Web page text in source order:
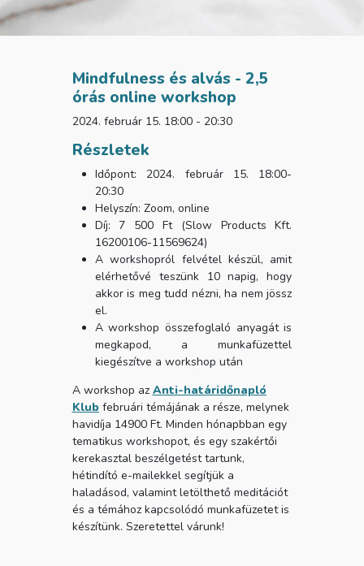
Mindfulness és alvás - 2,5
órás online workshop
2024. február 15. 18:00 - 20:30
Részletek
Időpont: 2024. február 15. 18:00-
20:30
Helyszín: Zoom, online
Díj: 7 500 Ft (Slow Products Kft.
16200106-11569624)
A workshopról felvétel készül, amit
elérhetővé teszünk 10 napig, hogy
akkor is meg tudd nézni, ha nem jössz
el.
A workshop összefoglaló anyagát is
megkapod, a munkafüzettel
kiegészítve a workshop után
A workshop az Anti-határidőnapló
Klub februári témájának a része, melynek
havidíja 14900 Ft. Minden hónapbban egy
tematikus workshopot, és egy szakértői
kerekasztal beszélgetést tartunk,
hétindító e-mailekkel segítjük a
haladásod, valamint letölthető meditációt
és a témához kapcsolódó munkafüzetet is
készítünk. Szeretettel várunk!